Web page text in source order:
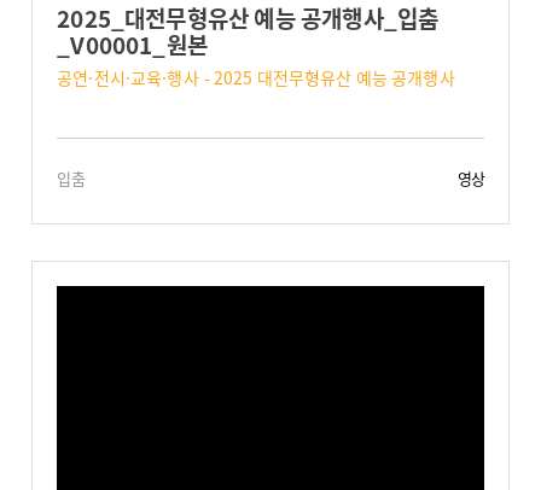
2025_대전무형유산 예능 공개행사_입춤
_V00001_원본
공연·전시·교육·행사 - 2025 대전무형유산 예능 공개행사
입춤 영상